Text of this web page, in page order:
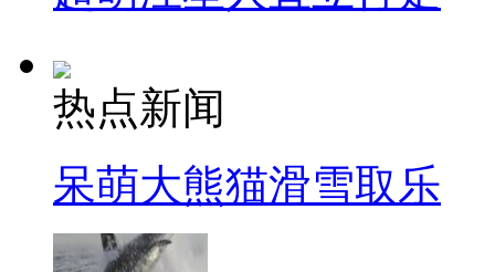
热点新闻
呆萌大熊猫滑雪取乐